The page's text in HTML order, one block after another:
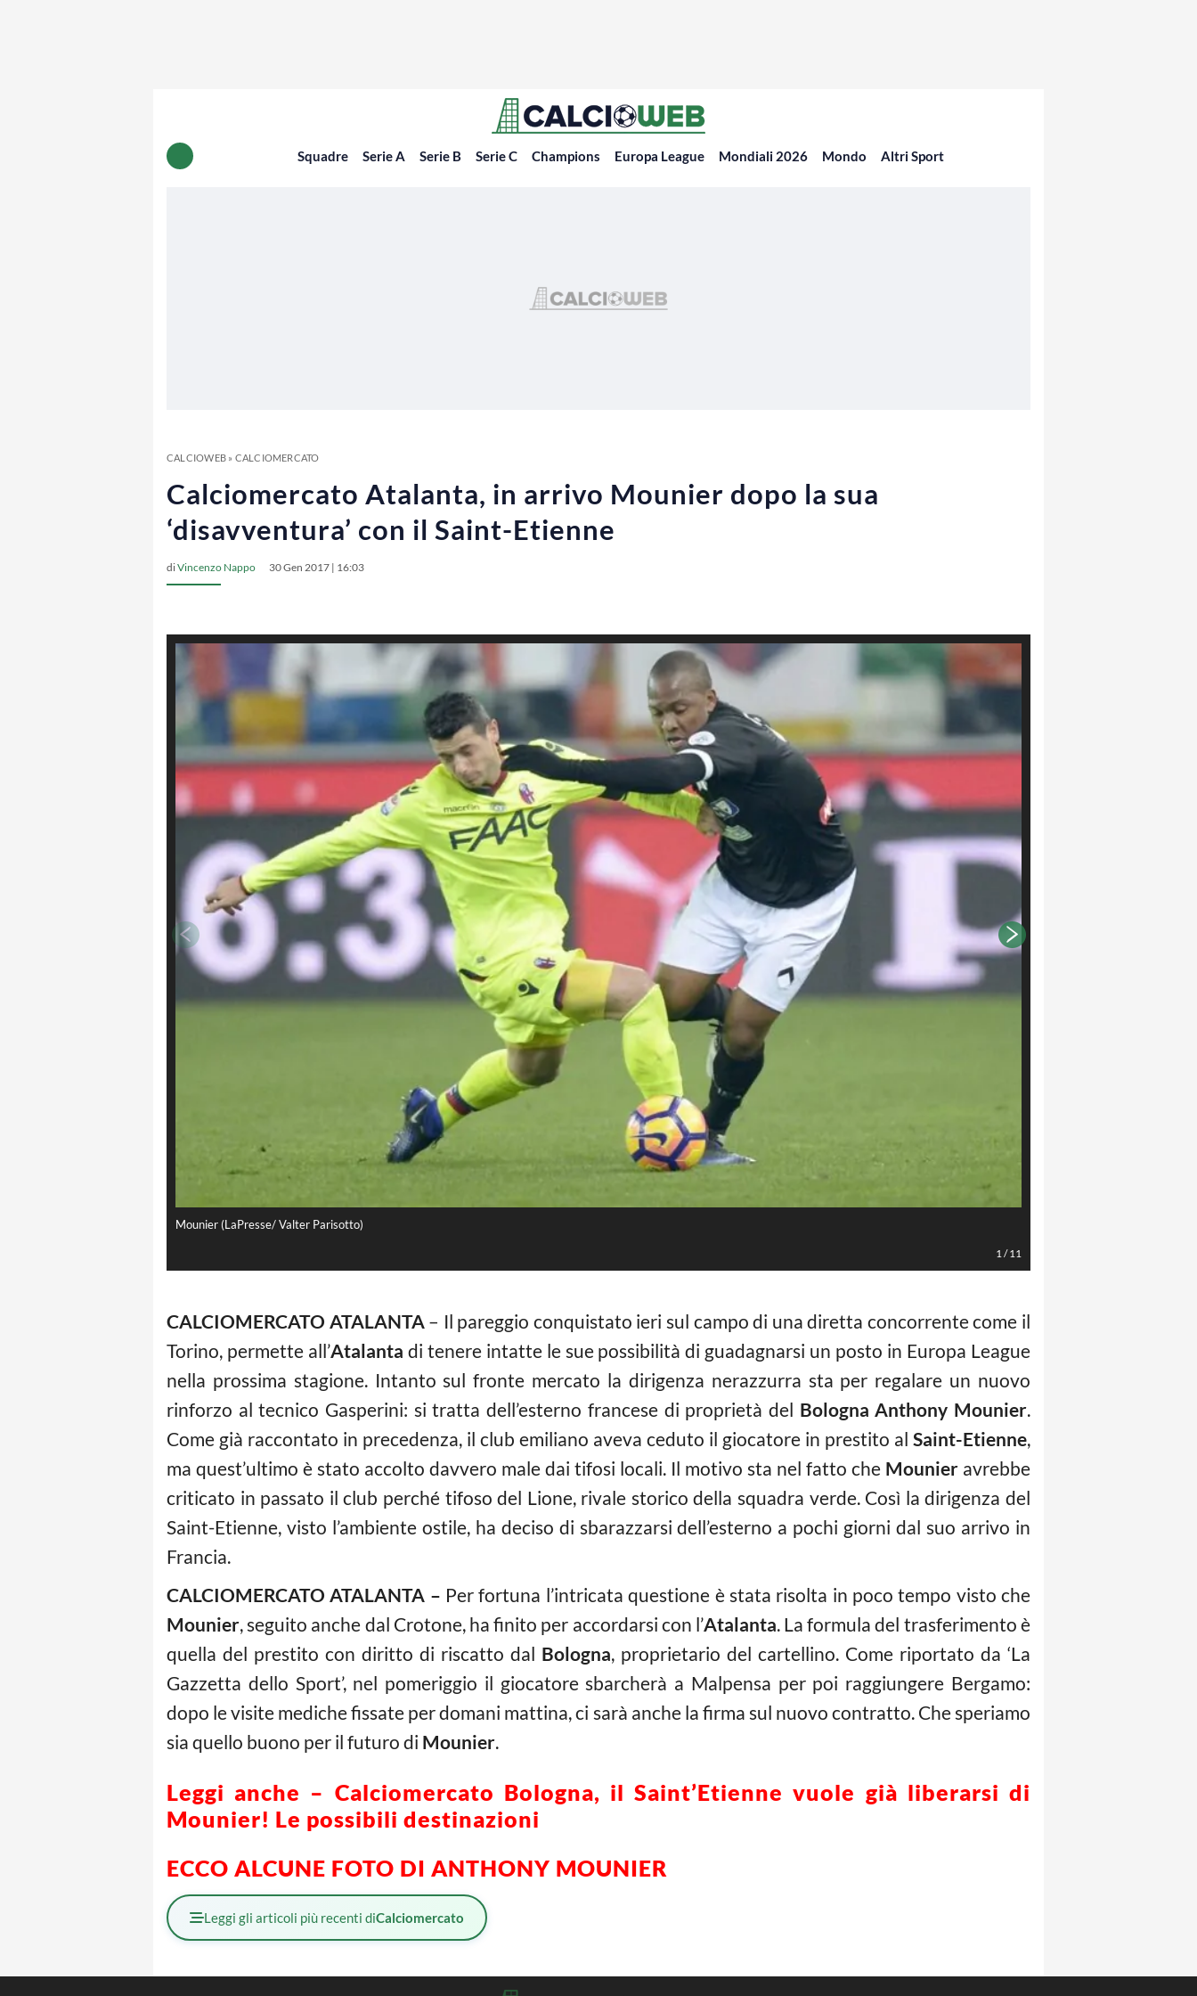
Squadre Serie A Serie B Serie C Champions Europa League Mondiali 2026 Mondo Altri Sport
CALCIOWEB» CALCIOMERCATO
Calciomercato Atalanta, in arrivo Mounier dopo la sua
‘disavventura’ con il Saint-Etienne
diVincenzo Nappo 30 Gen 2017 | 16:03
Mounier (LaPresse/ Valter Parisotto)
1/11
CALCIOMERCATO ATALANTA– Il pareggio conquistato ieri sul campo di una diretta concorrente come il
Torino, permette all’Atalanta di tenere intatte le sue possibilità di guadagnarsi un posto in Europa League
nella prossima stagione. Intanto sul fronte mercato la dirigenza nerazzurra sta per regalare un nuovo
rinforzo al tecnico Gasperini: si tratta dell’esterno francese di proprietà del Bologna Anthony Mounier.
Come già raccontato in precedenza, il club emiliano aveva ceduto il giocatore in prestito al Saint-Etienne,
ma quest’ultimo è stato accolto davvero male dai tifosi locali. Il motivo sta nel fatto che Mounier avrebbe
criticato in passato il club perché tifoso del Lione, rivale storico della squadra verde. Così la dirigenza del
Saint-Etienne, visto l’ambiente ostile, ha deciso di sbarazzarsi dell’esterno a pochi giorni dal suo arrivo in
Francia.
CALCIOMERCATO ATALANTA – Per fortuna l’intricata questione è stata risolta in poco tempo visto che
Mounier, seguito anche dal Crotone, ha finito per accordarsi con l’Atalanta. La formula del trasferimento è
quella del prestito con diritto di riscatto dal Bologna, proprietario del cartellino. Come riportato da ‘La
Gazzetta dello Sport’, nel pomeriggio il giocatore sbarcherà a Malpensa per poi raggiungere Bergamo:
dopo le visite mediche fissate per domani mattina, ci sarà anche la firma sul nuovo contratto. Che speriamo
sia quello buono per il futuro di Mounier.
Leggi anche – Calciomercato Bologna, il Saint’Etienne vuole già liberarsi di
Mounier! Le possibili destinazioni
ECCO ALCUNE FOTO DI ANTHONY MOUNIER
Leggi gli articoli più recenti diCalciomercato